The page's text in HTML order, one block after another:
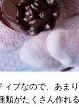
ィブなので、あま
がたくさん作れ